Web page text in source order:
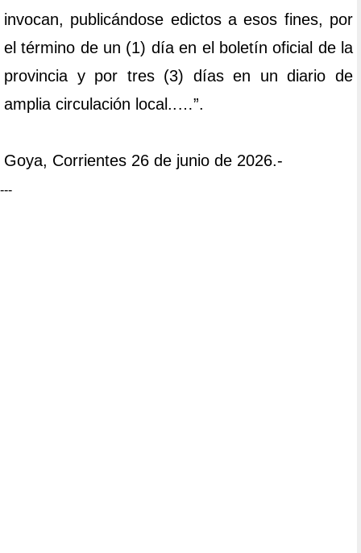
invocan, publicándose edictos a esos fines, por
el término de un (1) día en el boletín oficial de la
provincia y por tres (3) días en un diario de
amplia circulación local..…”.
Goya, Corrientes 26 de junio de 2026.-
---